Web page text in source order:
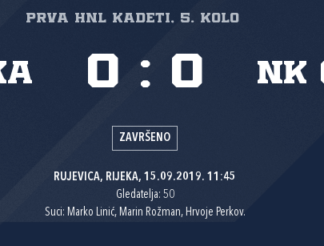
Prva HNL Kadeti, 5. kolo
NK
0 : 0
ZAVRŠENO
RUJEVICA, RIJEKA, 15.09.2019. 11:45
Gledatelja: 50
Suci: Marko Linić, Marin Rožman, Hrvoje Perkov.